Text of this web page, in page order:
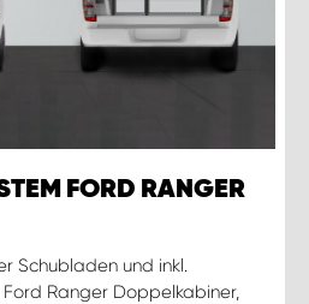
FORD RANGER
Schubladen und inkl.
Ranger Doppelkabiner,